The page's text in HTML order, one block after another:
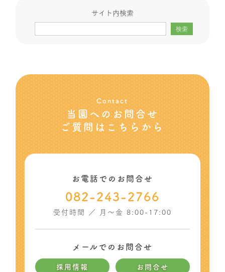
サイト内検索
検索
Contact
当園へのお問合せ
ご質問はこちらから
お電話でのお問合せ
082-243-2766
受付時間 ／ 月〜金 8:00-17:00
メールでのお問合せ
採用情報 お問合せ